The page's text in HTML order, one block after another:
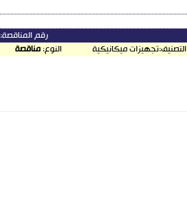
رقم المناقصة:
التصنيف:تجهيزات ميكانيكية النوع:مناقصة